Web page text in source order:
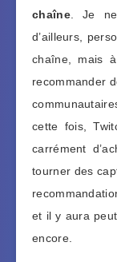
chaîne. Je ne
d’ailleurs,
chaîne, mais
recommander
cette fois,
carrément
tourner des
et il y aura
encore.